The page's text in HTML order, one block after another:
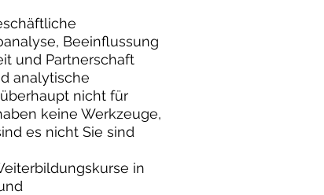
Beeinflussung
und Partnerschaft
analytische
nicht für
keine Werkzeuge,
es nicht Sie sind
in